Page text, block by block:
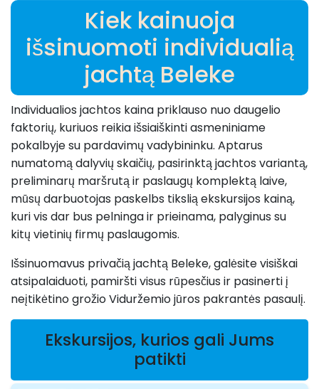
Kiek kainuoja
išsinuomoti individualią
jachtą Beleke
Individualios jachtos kaina priklauso nuo daugelio
faktorių, kuriuos reikia išsiaiškinti asmeniniame
pokalbyje su pardavimų vadybininku. Aptarus
numatomą dalyvių skaičių, pasirinktą jachtos variantą,
preliminarų maršrutą ir paslaugų komplektą laive,
mūsų darbuotojas paskelbs tikslią ekskursijos kainą,
kuri vis dar bus pelninga ir prieinama, palyginus su
kitų vietinių firmų paslaugomis.
Išsinuomavus privačią jachtą Beleke, galėsite visiškai
atsipalaiduoti, pamiršti visus rūpesčius ir pasinerti į
neįtikėtino grožio Viduržemio jūros pakrantės pasaulį.
Ekskursijos, kurios gali Jums
patikti